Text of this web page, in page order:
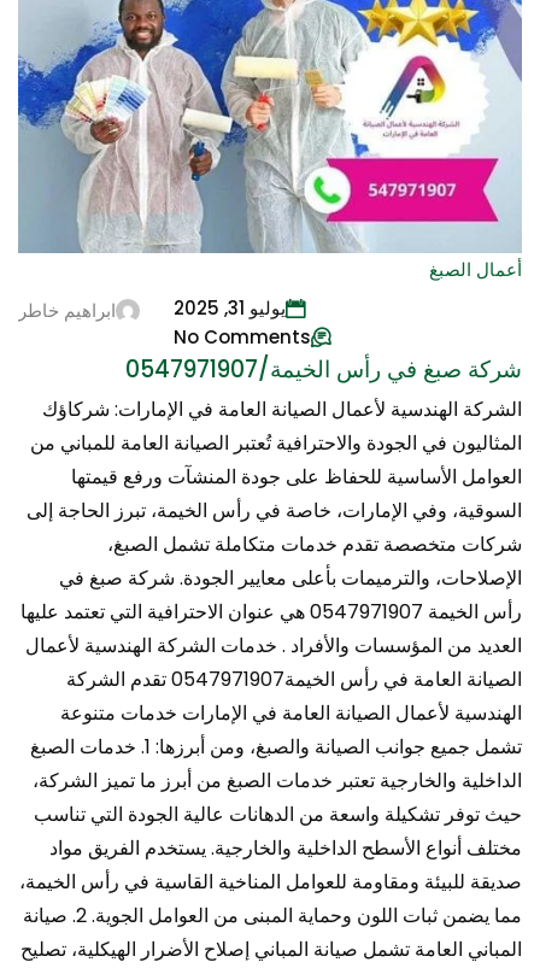
أعمال الصبغ
ابراهيم خاطر
يوليو 31, 2025
No Comments
شركة صبغ في رأس الخيمة/0547971907
الشركة الهندسية لأعمال الصيانة العامة في الإمارات: شركاؤك
المثاليون في الجودة والاحترافية تُعتبر الصيانة العامة للمباني من
العوامل الأساسية للحفاظ على جودة المنشآت ورفع قيمتها
السوقية، وفي الإمارات، خاصة في رأس الخيمة، تبرز الحاجة إلى
شركات متخصصة تقدم خدمات متكاملة تشمل الصبغ،
الإصلاحات، والترميمات بأعلى معايير الجودة. شركة صبغ في
رأس الخيمة 0547971907 هي عنوان الاحترافية التي تعتمد عليها
العديد من المؤسسات والأفراد . خدمات الشركة الهندسية لأعمال
الصيانة العامة في رأس الخيمة0547971907 تقدم الشركة
الهندسية لأعمال الصيانة العامة في الإمارات خدمات متنوعة
تشمل جميع جوانب الصيانة والصبغ، ومن أبرزها: 1. خدمات الصبغ
الداخلية والخارجية تعتبر خدمات الصبغ من أبرز ما تميز الشركة،
حيث توفر تشكيلة واسعة من الدهانات عالية الجودة التي تناسب
مختلف أنواع الأسطح الداخلية والخارجية. يستخدم الفريق مواد
صديقة للبيئة ومقاومة للعوامل المناخية القاسية في رأس الخيمة،
مما يضمن ثبات اللون وحماية المبنى من العوامل الجوية. 2. صيانة
المباني العامة تشمل صيانة المباني إصلاح الأضرار الهيكلية، تصليح